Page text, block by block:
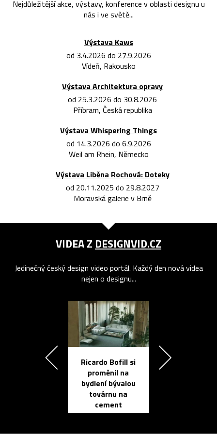
Nejdůležitější akce, výstavy, konference v oblasti designu u
nás i ve světě...
Výstava Kaws
od 3.4.2026 do 27.9.2026
Vídeň, Rakousko
Výstava Architektura opravy
od 25.3.2026 do 30.8.2026
Příbram, Česká republika
Výstava Whispering Things
od 14.3.2026 do 6.9.2026
Weil am Rhein, Německo
Výstava Liběna Rochová: Doteky
od 20.11.2025 do 29.8.2027
Moravská galerie v Brně
VIDEA Z DESIGNVID.CZ
Jedinečný český design video portál. Každý den nová videa
nejen o designu...
Ricardo Bofill si
proměnil na
bydlení bývalou
továrnu na
cement